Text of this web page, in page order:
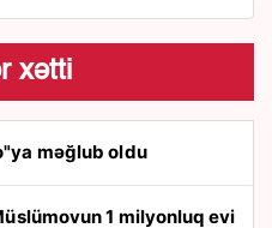
xətti
məğlub oldu